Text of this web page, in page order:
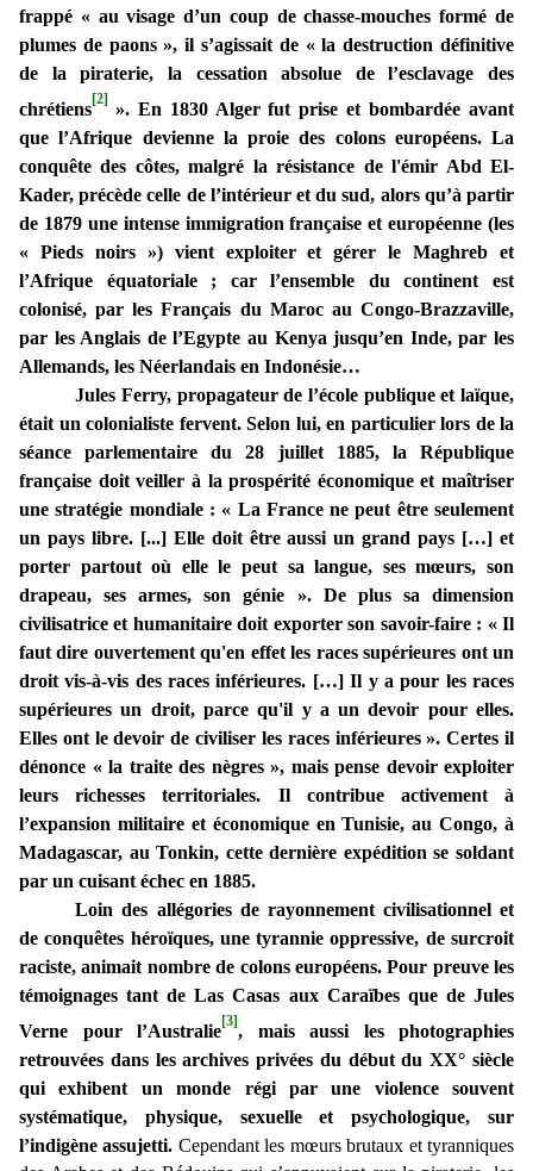
frappé « au visage d’un coup de chasse-mouches formé de
plumes de paons », il s’agissait de « la destruction définitive
de la piraterie, la cessation absolue de l’esclavage des
chrétiens[2] ». En 1830 Alger fut prise et bombardée avant
que l’Afrique devienne la proie des colons européens. La
conquête des côtes, malgré la résistance de l'émir Abd El-
Kader, précède celle de l’intérieur et du sud, alors qu’à partir
de 1879 une intense immigration française et européenne (les
« Pieds noirs ») vient exploiter et gérer le Maghreb et
l’Afrique équatoriale ; car l’ensemble du continent est
colonisé, par les Français du Maroc au Congo-Brazzaville,
par les Anglais de l’Egypte au Kenya jusqu’en Inde, par les
Allemands, les Néerlandais en Indonésie…
Jules Ferry, propagateur de l’école publique et laïque,
était un colonialiste fervent. Selon lui, en particulier lors de la
séance parlementaire du 28 juillet 1885, la République
française doit veiller à la prospérité économique et maîtriser
une stratégie mondiale : « La France ne peut être seulement
un pays libre. [...] Elle doit être aussi un grand pays […] et
porter partout où elle le peut sa langue, ses mœurs, son
drapeau, ses armes, son génie ». De plus sa dimension
civilisatrice et humanitaire doit exporter son savoir-faire : « Il
faut dire ouvertement qu'en effet les races supérieures ont un
droit vis-à-vis des races inférieures. […] Il y a pour les races
supérieures un droit, parce qu'il y a un devoir pour elles.
Elles ont le devoir de civiliser les races inférieures ». Certes il
dénonce « la traite des nègres », mais pense devoir exploiter
leurs richesses territoriales. Il contribue activement à
l’expansion militaire et économique en Tunisie, au Congo, à
Madagascar, au Tonkin, cette dernière expédition se soldant
par un cuisant échec en 1885.
Loin des allégories de rayonnement civilisationnel et
de conquêtes héroïques, une tyrannie oppressive, de surcroit
raciste, animait nombre de colons européens. Pour preuve les
témoignages tant de Las Casas aux Caraïbes que de Jules
Verne pour l’Australie[3], mais aussi les photographies
retrouvées dans les archives privées du début du XX° siècle
qui exhibent un monde régi par une violence souvent
systématique, physique, sexuelle et psychologique, sur
l’indigène assujetti. Cependant les mœurs brutaux et tyranniques